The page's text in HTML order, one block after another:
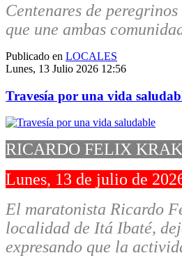
Centenares de
que une ambas
Publicado en LOCALES
Lunes, 13 Julio 2026 12:56
Travesía por una vida
RICARDO FELIX
Lunes, 13 de julio de
El maratonista Ricardo
localidad de Itá Ibaté,
expresando que la